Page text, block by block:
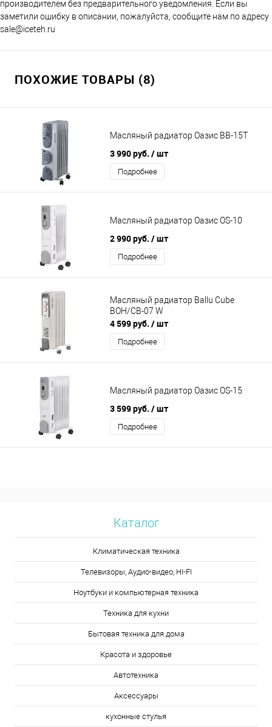
производителем без предварительного уведомления. Если вы
заметили ошибку в описании, пожалуйста, сообщите нам по адресу
sale@iceteh.ru
ПОХОЖИЕ ТОВАРЫ (8)
Масляный радиатор Оазис BВ-15Т
3 990 руб. / шт
Подробнее
Масляный радиатор Оазис OS-10
2 990 руб. / шт
Подробнее
Масляный радиатор Ballu Cube
BOH/CB-07 W
4 599 руб. / шт
Подробнее
Масляный радиатор Оазис OS-15
3 599 руб. / шт
Подробнее
Каталог
Климатическая техника
Телевизоры, Аудио-видео, HI-FI
Ноутбуки и компьютерная техника
Техника для кухни
Бытовая техника для дома
Красота и здоровье
Автотехника
Аксессуары
кухонные стулья